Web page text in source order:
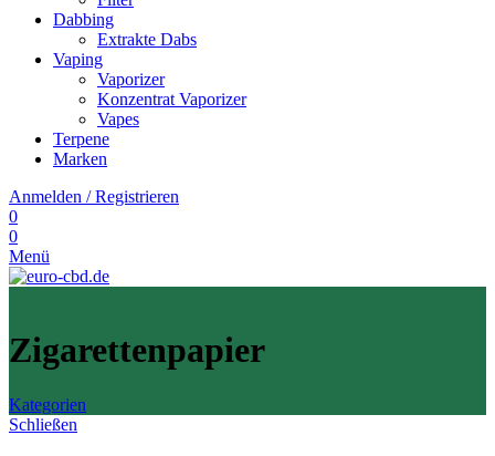
Dabbing
Extrakte Dabs
Vaping
Vaporizer
Konzentrat Vaporizer
Vapes
Terpene
Marken
Anmelden / Registrieren
0
0
Menü
Zigarettenpapier
Kategorien
Schließen